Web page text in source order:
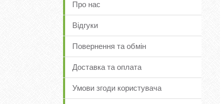
Про нас
Відгуки
Повернення та обмін
Доставка та оплата
Умови згоди користувача